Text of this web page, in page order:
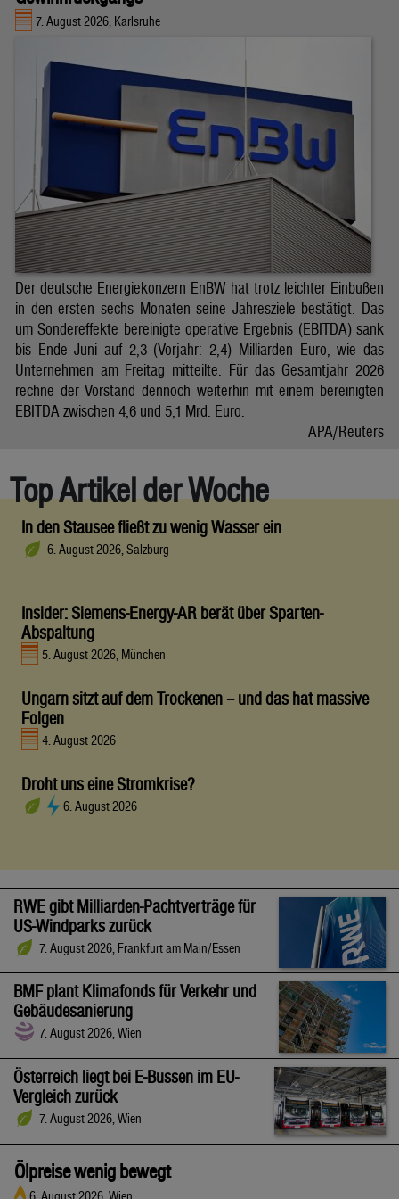
7. August 2026, Karlsruhe
Der deutsche Energiekonzern EnBW hat trotz leichter Einbußen
in den ersten sechs Monaten seine Jahresziele bestätigt. Das
um Sondereffekte bereinigte operative Ergebnis (EBITDA) sank
bis Ende Juni auf 2,3 (Vorjahr: 2,4) Milliarden Euro, wie das
Unternehmen am Freitag mitteilte. Für das Gesamtjahr 2026
rechne der Vorstand dennoch weiterhin mit einem bereinigten
EBITDA zwischen 4,6 und 5,1 Mrd. Euro.
APA/Reuters
Top Artikel der Woche
In den Stausee fließt zu wenig Wasser ein
6. August 2026, Salzburg
Insider: Siemens-Energy-AR berät über Sparten-
Abspaltung
5. August 2026, München
Ungarn sitzt auf dem Trockenen – und das hat massive
Folgen
4. August 2026
Droht uns eine Stromkrise?
6. August 2026
RWE gibt Milliarden-Pachtverträge für
US-Windparks zurück
7. August 2026, Frankfurt am Main/Essen
BMF plant Klimafonds für Verkehr und
Gebäudesanierung
7. August 2026, Wien
Österreich liegt bei E-Bussen im EU-
Vergleich zurück
7. August 2026, Wien
Ölpreise wenig bewegt